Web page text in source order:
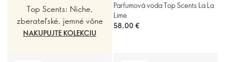
Top Scents: Niche,
zberateľské, jemné vône
NAKUPUJTE KOLEKCIU
Parfumová voda Top Scents La La
Lime
58,00 €